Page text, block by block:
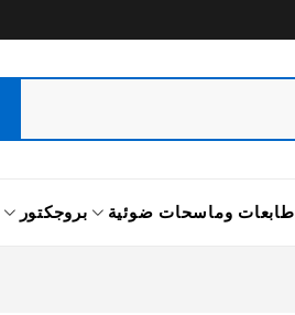
طابعات وماسحات ضوئية بروجكتور